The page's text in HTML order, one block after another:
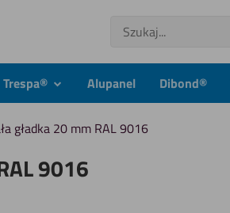
Szukaj
Trespa® podmenuAlupanel Dibond®
gładka 20 mm RAL 9016
9016